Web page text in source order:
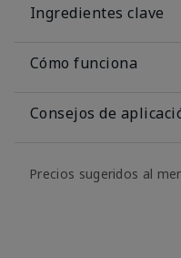
Ingredientes clave
Cómo funciona
Consejos de
Precios sugeridos al